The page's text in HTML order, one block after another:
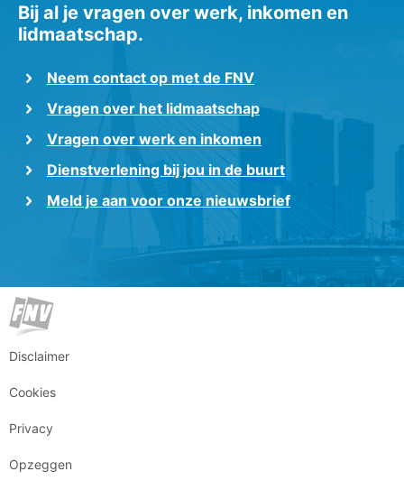
Bij al je vragen over werk, inkomen en
lidmaatschap.
Neem contact op met de FNV
Vragen over het lidmaatschap
Vragen over werk en inkomen
Dienstverlening bij jou in de buurt
Meld je aan voor onze nieuwsbrief
Disclaimer
Cookies
Privacy
Opzeggen